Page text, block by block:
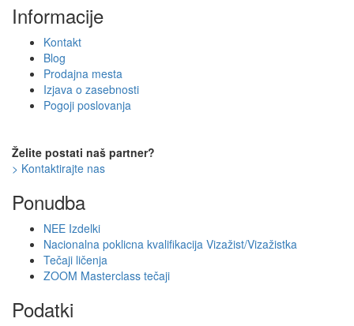
Informacije
Kontakt
Blog
Prodajna mesta
Izjava o zasebnosti
Pogoji poslovanja
Želite postati naš partner?
> Kontaktirajte nas
Ponudba
NEE Izdelki
Nacionalna poklicna kvalifikacija Vizažist/Vizažistka
Tečaji ličenja
ZOOM Masterclass tečaji
Podatki